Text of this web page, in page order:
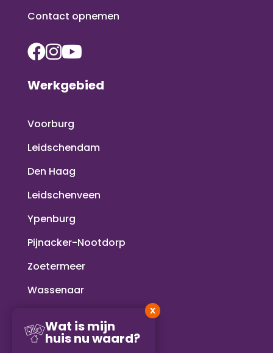
Contact opnemen
Werkgebied
Voorburg
Leidschendam
Den Haag
Leidschenveen
Ypenburg
Pijnacker-Nootdorp
Zoetermeer
Wassenaar
Rijswijk
Wat is mijn
huis nu waard?
X